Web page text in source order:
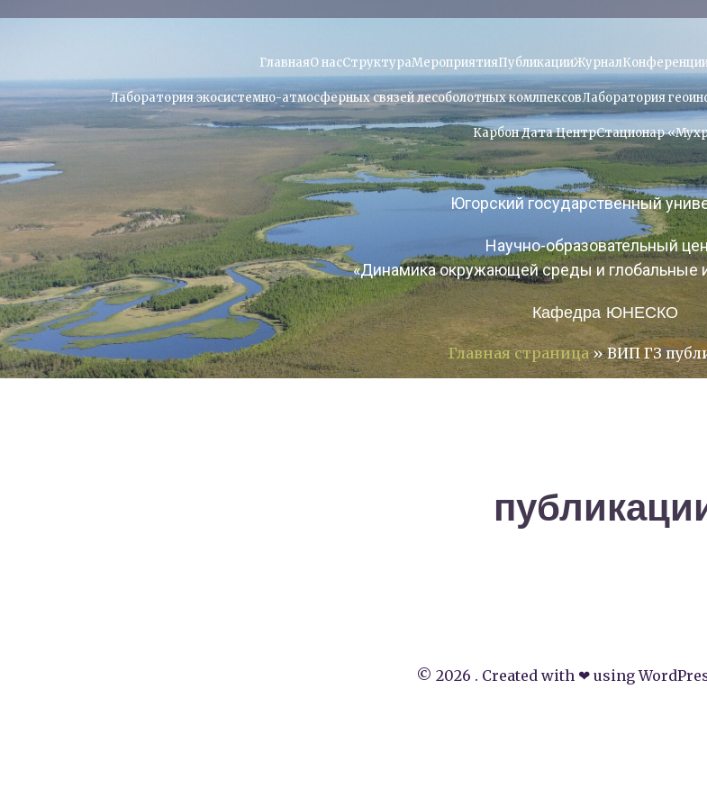
ГлавнаяО насСтруктураМероприятияПубликацииЖурнал
Лаборатория экосистемно-атмосферных связей лесоболотных комлпексовЛаборатория
Карбон Дата ЦентрСтационар
Югорский государственный
Научно-образовательный
«Динамика окружающей среды и глобальные
Кафедра ЮНЕСКО
Главная страница»ВИП ГЗ
© 2026 . Created with ❤ using